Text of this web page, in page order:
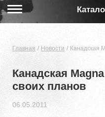
Главная Новости Канадская
Канадская
своих планов
06.05.2011